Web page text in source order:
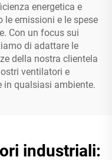
energetica e
le emissioni e le spese
Con un focus sui
di adattare le
della nostra clientela
ventilatori e
qualsiasi ambiente.
industriali: